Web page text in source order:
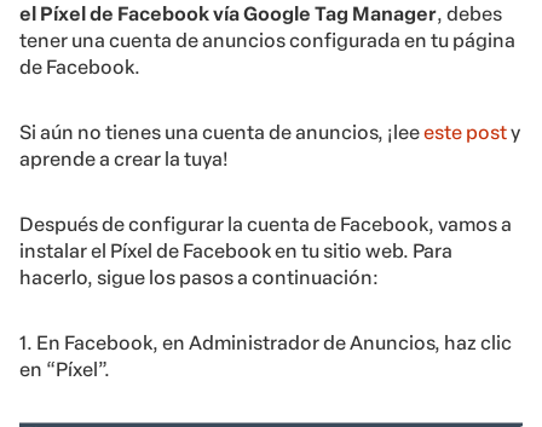
el Píxel de Facebook vía Google Tag Manager, debes
tener una cuenta de anuncios configurada en tu página
de Facebook.
Si aún no tienes una cuenta de anuncios, ¡leeeste posty
aprende a crear la tuya!
Después de configurar la cuenta de Facebook, vamos a
instalar el Píxel de Facebook en tu sitio web. Para
hacerlo, sigue los pasos a continuación:
1. En Facebook, en Administrador de Anuncios, haz clic
en “Píxel”.